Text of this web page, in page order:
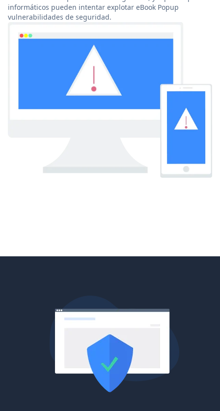
informáticos pueden intentar explotar eBook Popup
vulnerabilidades de seguridad.